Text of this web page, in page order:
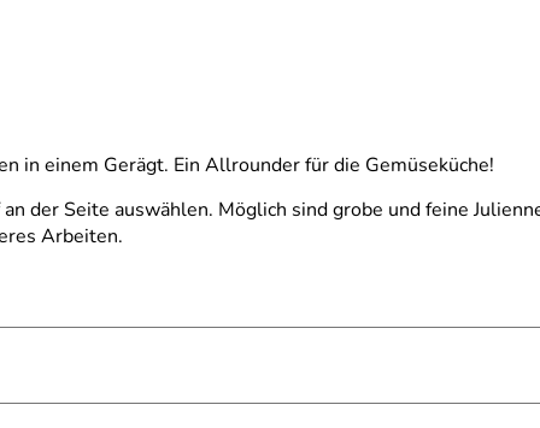
in einem Gerägt. Ein Allrounder für die Gemüseküche!
der Seite auswählen. Möglich sind grobe und feine
Arbeiten.